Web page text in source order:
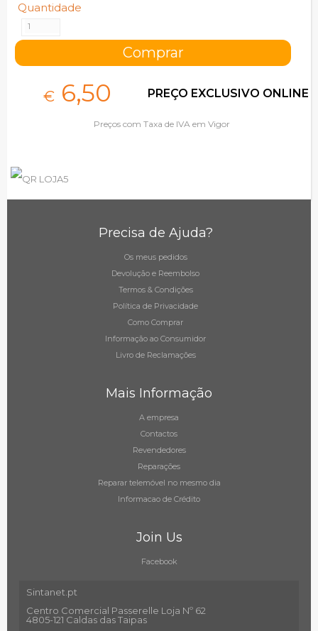
Quantidade
€ 6,50 PREÇO EXCLUSIVO ONLINE
Preços com Taxa de IVA em Vigor
Precisa de Ajuda?
Os meus pedidos
Devolução e Reembolso
Termos & Condições
Política de Privacidade
Como Comprar
Informação ao Consumidor
Livro de Reclamações
Mais Informação
A empresa
Contactos
Revendedores
Reparações
Reparar telemóvel no mesmo dia
Informacao de Crédito
Join Us
Facebook
Sintanet.pt
Centro Comercial Passerelle Loja Nº 62
4805-121 Caldas das Taipas